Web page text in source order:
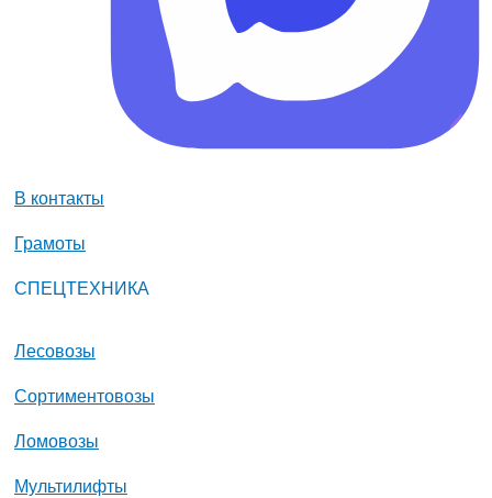
В контакты
Грамоты
СПЕЦТЕХНИКА
Лесовозы
Сортиментовозы
Ломовозы
Мультилифты